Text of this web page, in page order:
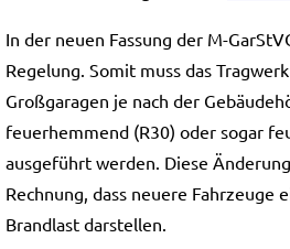
In der neuen Fassung der M-
Regelung. Somit muss das
Großgaragen je nach der
feuerhemmend (R30) oder sogar
ausgeführt werden. Diese
Rechnung, dass neuere Fahrzeuge
Brandlast darstellen.